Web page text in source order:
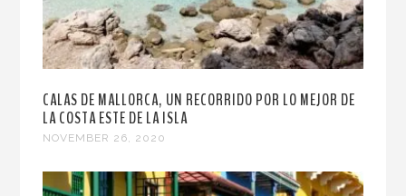
CALAS DE MALLORCA, UN RECORRIDO POR LO MEJOR DE
LA COSTA ESTE DE LA ISLA
NOVEMBER 26, 2020